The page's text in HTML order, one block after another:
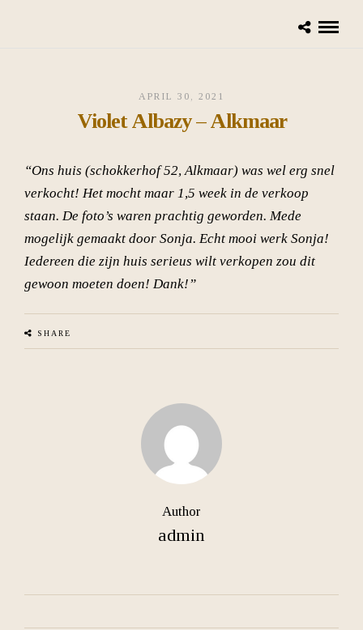
APRIL 30, 2021
Violet Albazy – Alkmaar
“Ons huis (schokkerhof 52, Alkmaar) was wel erg snel
verkocht! Het mocht maar 1,5 week in de verkoop
staan. De foto’s waren prachtig geworden. Mede
mogelijk gemaakt door Sonja. Echt mooi werk Sonja!
Iedereen die zijn huis serieus wilt verkopen zou dit
gewoon moeten doen! Dank!”
SHARE
Author
admin